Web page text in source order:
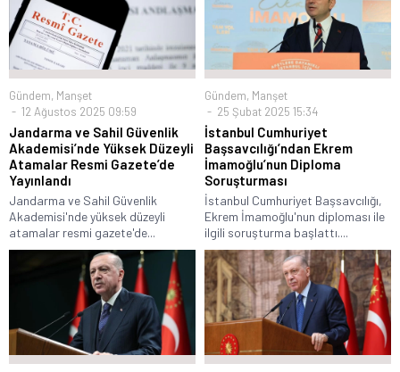
Gündem, Manşet
12 Ağustos 2025 09:59
Jandarma ve Sahil Güvenlik
Akademisi’nde Yüksek Düzeyli
Atamalar Resmi Gazete’de
Yayınlandı
Jandarma ve Sahil Güvenlik
Akademisi'nde yüksek düzeyli
atamalar resmi gazete'de...
Gündem, Manşet
25 Şubat 2025 15:34
İstanbul Cumhuriyet
Başsavcılığı’ndan Ekrem
İmamoğlu’nun Diploma
Soruşturması
İstanbul Cumhuriyet Başsavcılığı,
Ekrem İmamoğlu'nun diploması ile
ilgili soruşturma başlattı....